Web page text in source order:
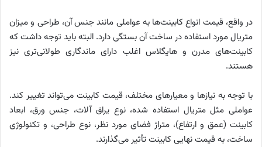
در واقع، قیمت انواع کابینت‌ها به عواملی مانند جنس آن، طراحی و میزان
متریال مورد استفاده در ساخت آن بستگی دارد. البته باید توجه داشت که
کابینت‌های مدرن و هایگلاس اغلب دارای ماندگاری طولانی‌تری نیز
هستند.
با توجه به نیازها و معیارهای مختلف، قیمت کابینت می‌تواند تغییر کند.
عواملی مثل متریال استفاده شده، نوع یراق آلات، جنس ورق، ابعاد
کابینت (عمق و ارتفاع)، متراژ فضای مورد نظر، نوع طراحی، و تکنولوژی
ساخت، به قیمت نهایی کابینت تأثیر می‌گذارند.